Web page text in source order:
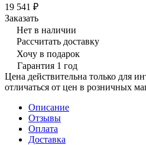
19 541 ₽
Заказать
Нет в наличии
Рассчитать доставку
Хочу в подарок
Гарантия 1 год
Цена действительна только для
отличаться от цен в розничных
Описание
Отзывы
Оплата
Доставка